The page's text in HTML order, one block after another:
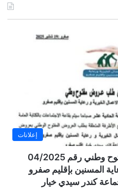
إعلانات
إعلان عن طلب عروض مفتوح وطني رقم 04/2025
المسنين بإقليم صفرو
كندر سيدي خيار